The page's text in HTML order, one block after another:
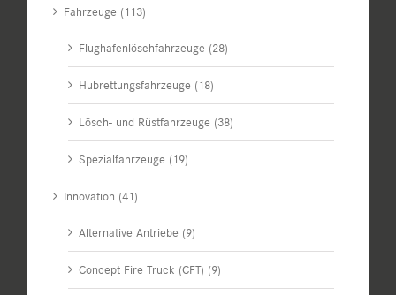
Fahrzeuge (113)
Flughafenlöschfahrzeuge (28)
Hubrettungsfahrzeuge (18)
Lösch- und Rüstfahrzeuge (38)
Spezialfahrzeuge (19)
Innovation (41)
Alternative Antriebe (9)
Concept Fire Truck (CFT) (9)